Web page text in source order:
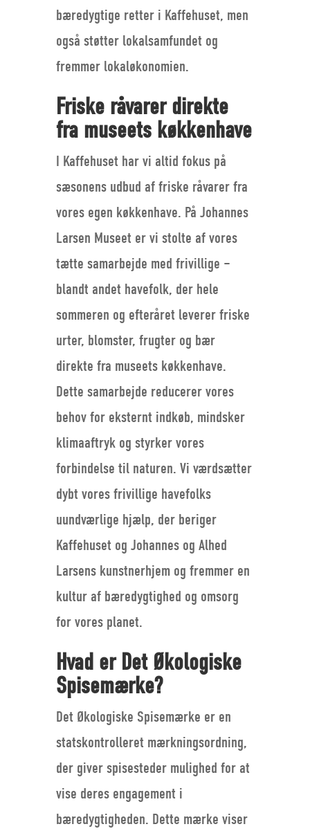
bæredygtige retter i Kaffehuset, men
også støtter lokalsamfundet og
fremmer lokaløkonomien.
Friske råvarer direkte
fra museets køkkenhave
I Kaffehuset har vi altid fokus på
sæsonens udbud af friske råvarer fra
vores egen køkkenhave. På Johannes
Larsen Museet er vi stolte af vores
tætte samarbejde med frivillige –
blandt andet havefolk, der hele
sommeren og efteråret leverer friske
urter, blomster, frugter og bær
direkte fra museets køkkenhave.
Dette samarbejde reducerer vores
behov for eksternt indkøb, mindsker
klimaaftryk og styrker vores
forbindelse til naturen. Vi værdsætter
dybt vores frivillige havefolks
uundværlige hjælp, der beriger
Kaffehuset og Johannes og Alhed
Larsens kunstnerhjem og fremmer en
kultur af bæredygtighed og omsorg
for vores planet.
Hvad er Det Økologiske
Spisemærke?
Det Økologiske Spisemærke er en
statskontrolleret mærkningsordning,
der giver spisesteder mulighed for at
vise deres engagement i
bæredygtigheden. Dette mærke viser